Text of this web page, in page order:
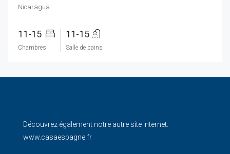
Nicaragua
11-15
Chambres
11-15
Salle de bains
Découvrez également notre autre site internet:
www.casaespagne.fr